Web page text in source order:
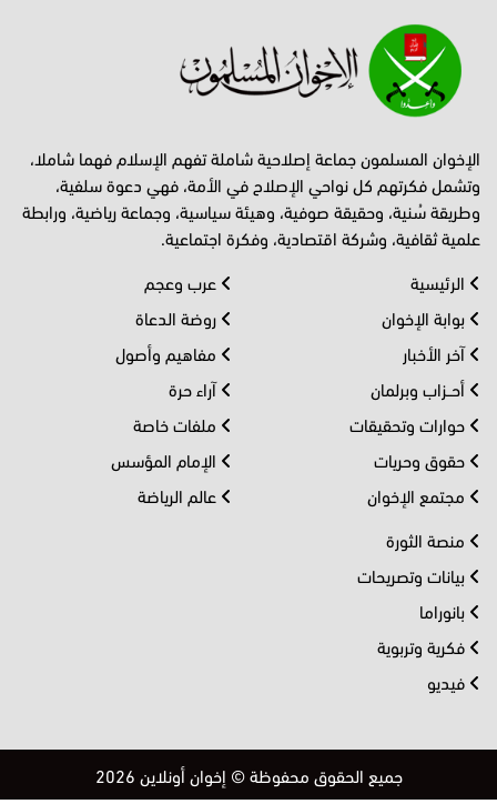
الإخوان المسلمون جماعة إصلاحية شاملة تفهم الإسلام فهما شاملا،
وتشمل فكرتهم كل نواحي الإصلاح في الأمة، فهي دعوة سلفية،
وطريقة سُنية، وحقيقة صوفية، وهيئة سياسية، وجماعة رياضية، ورابطة
علمية ثقافية، وشركة اقتصادية، وفكرة اجتماعية.
الرئيسية
بوابة الإخوان
آخر الأخبار
أحــزاب وبرلمان
حوارات وتحقيقات
حقوق وحريات
مجتمع الإخوان
عرب وعجم
روضة الدعاة
مفاهيم وأصول
آراء حرة
ملفات خاصة
الإمام المؤسس
عالم الرياضة
منصة الثورة
بيانات وتصريحات
بانوراما
فكرية وتربوية
فيديو
جميع الحقوق محفوظة © إخوان أونلاين 2026